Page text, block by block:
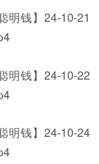
明钱】24-10-21
明钱】24-10-22
明钱】24-10-24